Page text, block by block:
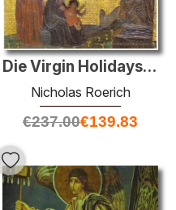
Die Virgin Holidays. Einführung der Jungfrau im Tempel. Heilige
Nicholas Roerich
€237.00€139.83